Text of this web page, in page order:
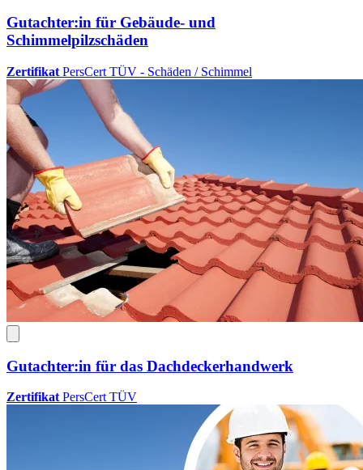
Gutachter:in für Gebäude- und
Schimmelpilzschäden
Zertifikat PersCert TÜV - Schäden / Schimmel
Gutachter:in für das Dachdeckerhandwerk
Zertifikat PersCert TÜV